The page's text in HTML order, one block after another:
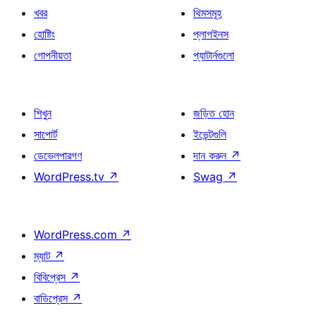
খবর
হোষ্টিং
গোপনীয়তা
থিমসমূহ
প্লাগইনস
প্যাটার্নগুলো
শিখুন
সাপোর্ট
ডেভেলপারগণ
WordPress.tv ↗
জড়িত হোন
ইভেন্টগুলি
দান করুন ↗
Swag ↗
WordPress.com ↗
ম্যাট ↗
বিবিপ্রেস ↗
বাডিপ্রেস ↗